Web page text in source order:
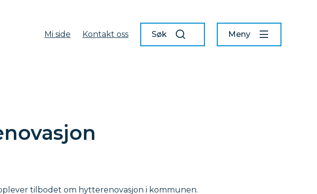
Mi side Kontakt oss Søk Meny
tilbodet om hytterenovasjon i kommunen.